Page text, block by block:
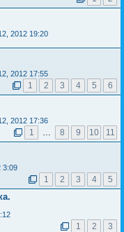
2012 19:20
2012 17:55
1 2 3 4 5 6
2012 17:36
1 … 8 9 10 11
3:09
1 2 3 4 5
1 2 3